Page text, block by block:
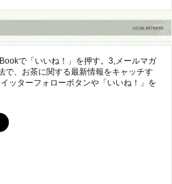
で「いいね！」を押す。3,メールマガ
で、お茶に関する最新情報をキャッチす
ッターフォローボタンや「いいね！」を